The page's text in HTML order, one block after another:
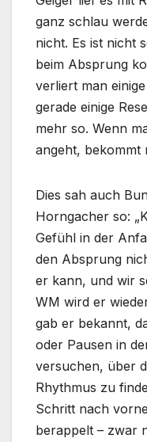
ganz schlau
nicht. Es ist nicht
beim Absprung
verliert man
gerade einige
mehr so. Wenn
angeht, bekommt
Dies sah auch
Horngacher so:
Gefühl in der
den Absprung
er kann, und wir
WM wird er
gab er bekannt,
oder Pausen in
versuchen, über
Rhythmus zu
Schritt nach
berappelt – zwar